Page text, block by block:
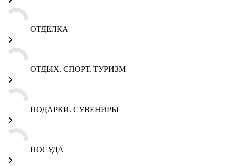
ОТДЕЛКА
ОТДЫХ. СПОРТ. ТУРИЗМ
ПОДАРКИ. СУВЕНИРЫ
ПОСУДА